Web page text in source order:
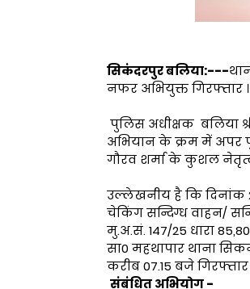
सिकंदरपुर बलिया:---
नफर अभियुक्त गिरफ्तार ।
पुलिस अधीक्षक बलिया
अभियान के क्रम में अपर
गौरव शर्मा के कुशल
उल्लेखनीय है कि दिनांक
चेकिंग सन्दिग्ध वाहन/
मु.अ.सं. 147/25 धारा
सा0 महथापार थाना
करीब 07.15 बजे
संबंधित अभियोग -